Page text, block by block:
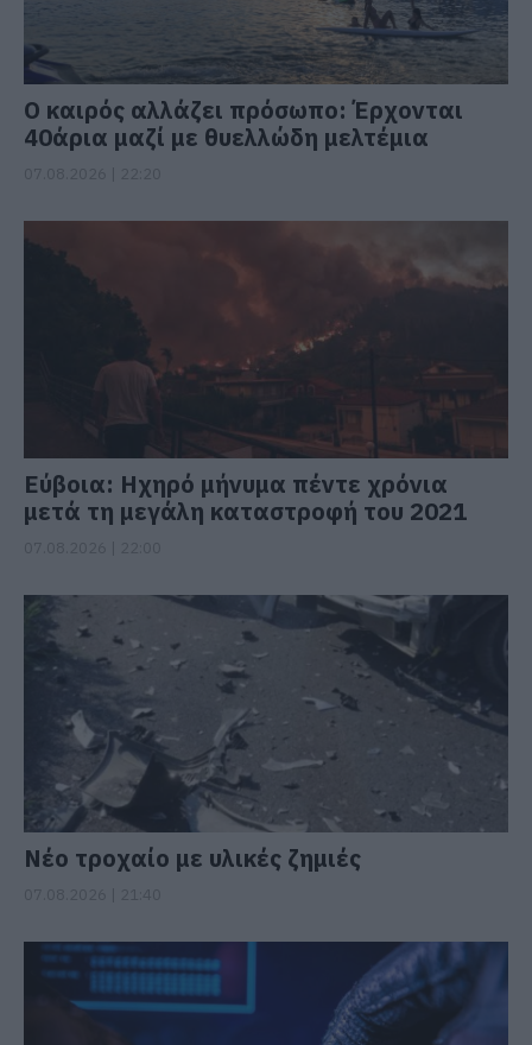
Ο καιρός αλλάζει πρόσωπο: Έρχονται
40άρια μαζί με θυελλώδη μελτέμια
Εύβοια: Ηχηρό μήνυμα πέντε χρόνια
μετά τη μεγάλη καταστροφή του 2021
Νέο τροχαίο με υλικές ζημιές